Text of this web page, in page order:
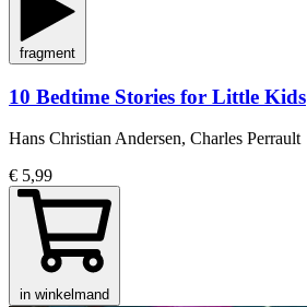
fragment
10 Bedtime Stories for Little Kids
Hans Christian Andersen, Charles Perrault
€ 5,99
in winkelmand